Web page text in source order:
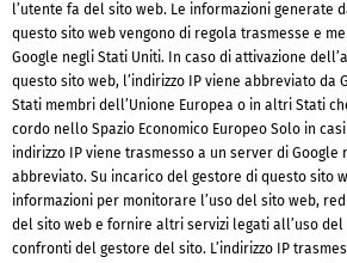
l’utente fa del sito web. Le informazioni generate
questo sito web vengono di regola trasmesse e
Google negli Stati Uniti. In caso di attivazione
questo sito web, l’indirizzo IP viene abbreviato da
Stati membri dell’Unione Europea o in altri Stati
cordo nello Spazio Economico Europeo Solo in
indirizzo IP viene trasmesso a un server di Google
abbreviato. Su incarico del gestore di questo sito
informazioni per monitorare l’uso del sito web,
del sito web e fornire altri servizi legati all’uso
confronti del gestore del sito. L’indirizzo IP